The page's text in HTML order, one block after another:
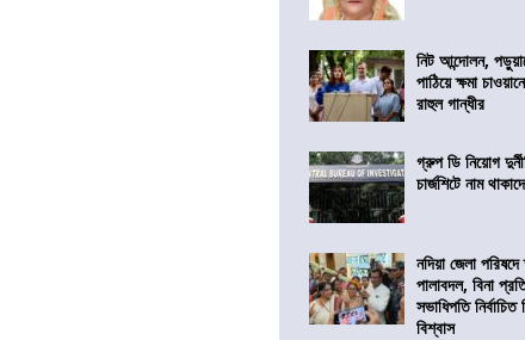
নিট আন্দোলন,
পাঠিয়ে ক্ষমা
রাহুল গান্ধীর
গ্রুপ ডি নিয়োগ
চার্জশিটে নাম
নদিয়া জেলা পরিষদে
পালাবদল, বিনা
সভাধিপতি
বিশ্বাস